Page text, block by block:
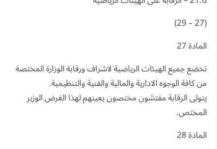
(27 – 29)
المادة 27
تخضع جميع الهيئات الرياضية لاشراف ورقابة الوزارة المختصة
من كافة الوجوه الادارية والمالية والفنية والتنظيمية.
يتولى الرقابة مفتشون مختصون يعينهم لهذا الغرض الوزير
المختص.
المادة 28